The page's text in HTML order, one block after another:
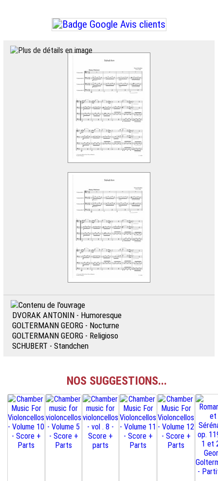
DVORAK ANTONIN - Humoresque
GOLTERMANN GEORG - Nocturne
GOLTERMANN GEORG - Religioso
SCHUBERT - Standchen
NOS SUGGESTIONS...